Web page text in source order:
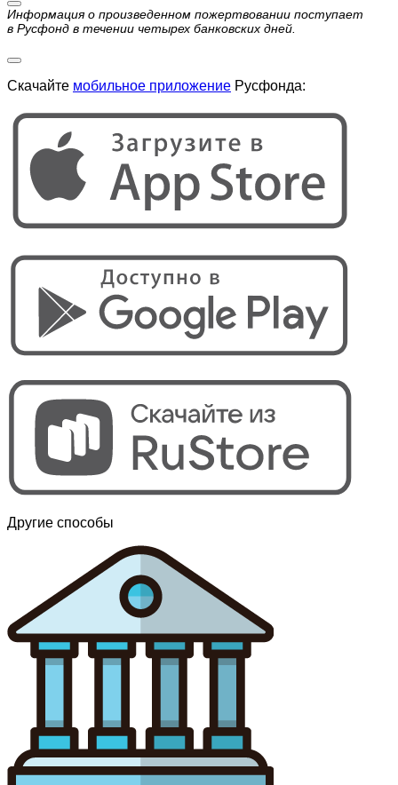
Информация о произведенном пожертвовании поступает
в Русфонд в течении четырех банковских дней.
Скачайте мобильное приложение Русфонда:
Другие способы